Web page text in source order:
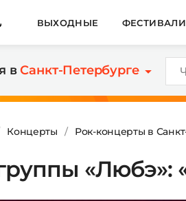
ВЫХОДНЫЕ ФЕСТИВАЛИ
вСанкт-Петербурге
Концерты Рок-концерты в
«Любэ»: